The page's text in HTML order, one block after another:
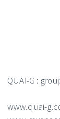
QUAI-G :
www.quai-